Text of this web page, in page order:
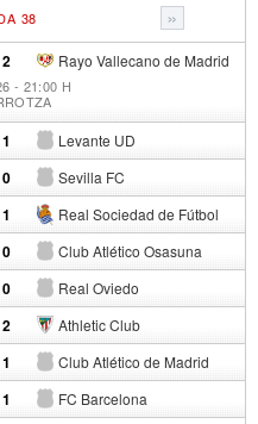
»
38
Rayo Vallecano de Madrid
2
- 21:00 H
Levante UD
1
Sevilla FC
0
Real Sociedad de Fútbol
1
Club Atlético Osasuna
0
Real Oviedo
0
Athletic Club
2
Club Atlético de Madrid
1
FC Barcelona
1